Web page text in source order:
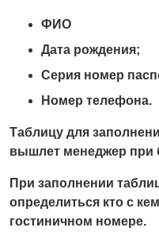
ФИО
Дата рождения;
Серия номер
Номер телефона.
Таблицу для
вышлет менеджер при
При заполнении
определиться кто с
гостиничном номере.